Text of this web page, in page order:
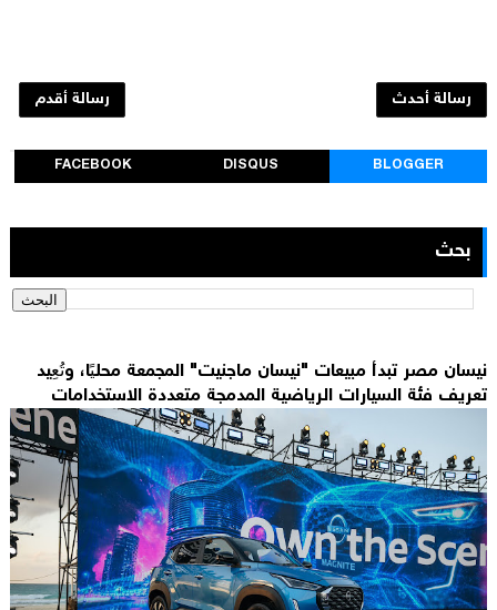
رسالة أحدث رسالة أقدم
BLOGGER
DISQUS
FACEBOOK
بحث
نيسان مصر تبدأ مبيعات "نيسان ماجنيت" المجمعة محليًا، وتُعِيد
تعريف فئة السيارات الرياضية المدمجة متعددة الاستخدامات